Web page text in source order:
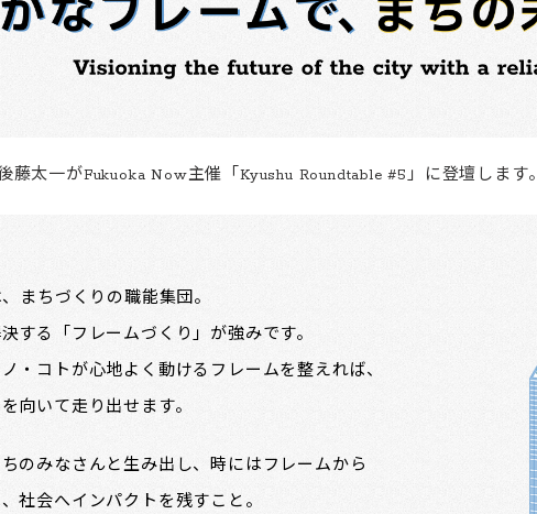
藤太一がFukuoka Now主催「Kyushu Roundtable #5」に登壇します。
まちづくりの職能集団。
する「フレームづくり」が強みです。
・コトが心地よく動けるフレームを整えれば、
向いて走り出せます。
のみなさんと生み出し、時にはフレームから
社会へインパクトを残すこと。